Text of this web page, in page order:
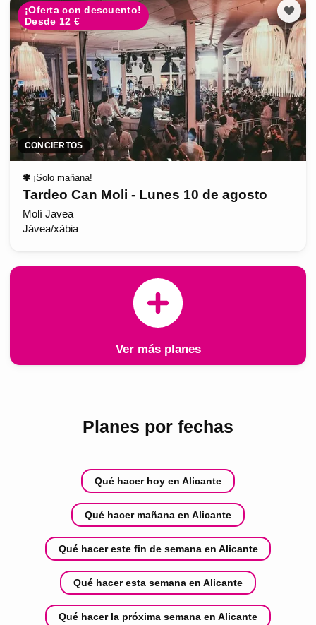
¡Oferta con descuento!
Desde 12 €
CONCIERTOS
✱ ¡Solo mañana!
Tardeo Can Moli - Lunes 10 de agosto
Molí Javea
Jávea/xàbia
Ver más planes
Planes por fechas
Qué hacer hoy en Alicante
Qué hacer mañana en Alicante
Qué hacer este fin de semana en Alicante
Qué hacer esta semana en Alicante
Qué hacer la próxima semana en Alicante